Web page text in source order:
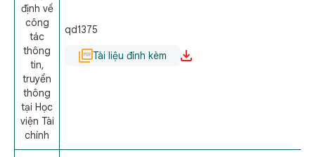
định về
công
tác
thông
tin,
truyển
thông
tại Học
viện Tài
chính
qd1375
Tài liệu đính kèm